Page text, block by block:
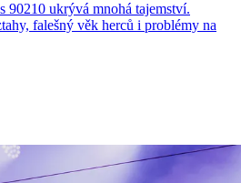
ukrývá mnohá tajemství.
falešný věk herců i problémy na